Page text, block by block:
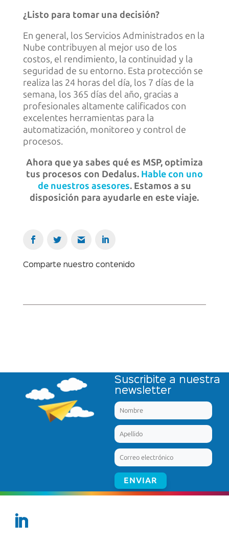
¿Listo para tomar una decisión?
En general, los Servicios Administrados en la
Nube contribuyen al mejor uso de los
costos, el rendimiento, la continuidad y la
seguridad de su entorno. Esta protección se
realiza las 24 horas del día, los 7 días de la
semana, los 365 días del año, gracias a
profesionales altamente calificados con
excelentes herramientas para la
automatización, monitoreo y control de
procesos.
Ahora que ya sabes qué es MSP, optimiza
tus procesos con Dedalus. Hable con uno
de nuestros asesores. Estamos a su
disposición para ayudarle en este viaje.
Comparte nuestro contenido
Suscribite a nuestra
newsletter